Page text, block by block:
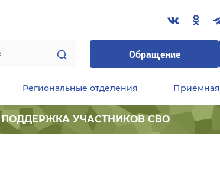
Обращение
Региональные отделения Приемная
ПОДДЕРЖКА УЧАСТНИКОВ СВО